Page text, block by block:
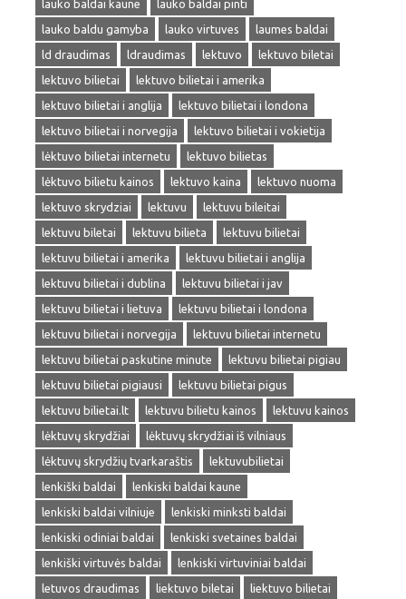
lauko baldai kaune
lauko baldai pinti
lauko baldu gamyba
lauko virtuves
laumes baldai
ld draudimas
ldraudimas lektuvo
lektuvo biletai
lektuvo bilietai
lektuvo bilietai i amerika
lektuvo bilietai i anglija
lektuvo bilietai i londona
lektuvo bilietai i norvegija
lektuvo bilietai i vokietija
lėktuvo bilietai internetu
lektuvo bilietas
lėktuvo bilietu kainos
lektuvo kaina
lektuvo nuoma
lektuvo skrydziai
lektuvu
lektuvu bileitai
lektuvu biletai
lektuvu bilieta
lektuvu bilietai
lektuvu bilietai i amerika
lektuvu bilietai i anglija
lektuvu bilietai i dublina
lektuvu bilietai i jav
lektuvu bilietai i lietuva
lektuvu bilietai i londona
lektuvu bilietai i norvegija
lektuvu bilietai internetu
lektuvu bilietai paskutine minute
lektuvu bilietai pigiau
lektuvu bilietai pigiausi
lektuvu bilietai pigus
lektuvu bilietai.lt
lektuvu bilietu kainos
lektuvu kainos
lėktuvų skrydžiai
lėktuvų skrydžiai iš vilniaus
lėktuvų skrydžių tvarkaraštis
lektuvubilietai
lenkiški baldai
lenkiski baldai kaune
lenkiski baldai vilniuje
lenkiski minksti baldai
lenkiski odiniai baldai
lenkiski svetaines baldai
lenkiški virtuvės baldai
lenkiski virtuviniai baldai
letuvos draudimas
liektuvo biletai
liektuvo bilietai